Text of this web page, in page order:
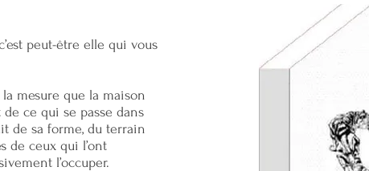
peut-être elle qui vous
mesure que la maison
ce qui se passe dans
de sa forme, du terrain
de ceux qui l’ont
l’occuper.